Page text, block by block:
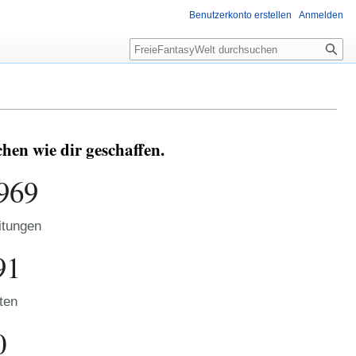
wie dir geschaffen.
Benutzerkonto erstellen Anmelden
Suche